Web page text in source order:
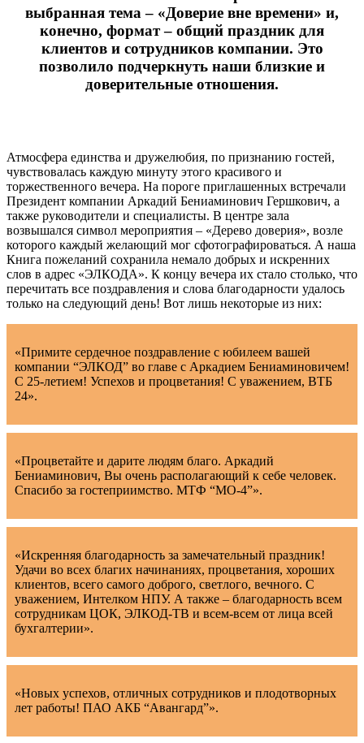
выбранная тема – «Доверие вне времени» и,
конечно, формат – общий праздник для
клиентов и сотрудников компании. Это
позволило подчеркнуть наши близкие и
доверительные отношения.
Атмосфера единства и дружелюбия, по признанию гостей,
чувствовалась каждую минуту этого красивого и
торжественного вечера. На пороге приглашенных встречали
Президент компании Аркадий Бениаминович Гершкович, а
также руководители и специалисты. В центре зала
возвышался символ мероприятия – «Дерево доверия», возле
которого каждый желающий мог сфотографироваться. А наша
Книга пожеланий сохранила немало добрых и искренних
слов в адрес «ЭЛКОДА». К концу вечера их стало столько, что
перечитать все поздравления и слова благодарности удалось
только на следующий день! Вот лишь некоторые из них:
«Примите сердечное поздравление с юбилеем вашей
компании “ЭЛКОД” во главе с Аркадием Бениаминовичем!
С 25-летием! Успехов и процветания! С уважением, ВТБ
24».
«Процветайте и дарите людям благо. Аркадий
Бениаминович, Вы очень располагающий к себе человек.
Спасибо за гостеприимство. МТФ “МО-4”».
«Искренняя благодарность за замечательный праздник!
Удачи во всех благих начинаниях, процветания, хороших
клиентов, всего самого доброго, светлого, вечного. С
уважением, Интелком НПУ. А также – благодарность всем
сотрудникам ЦОК, ЭЛКОД-ТВ и всем-всем от лица всей
бухгалтерии».
«Новых успехов, отличных сотрудников и плодотворных
лет работы! ПАО АКБ “Авангард”».